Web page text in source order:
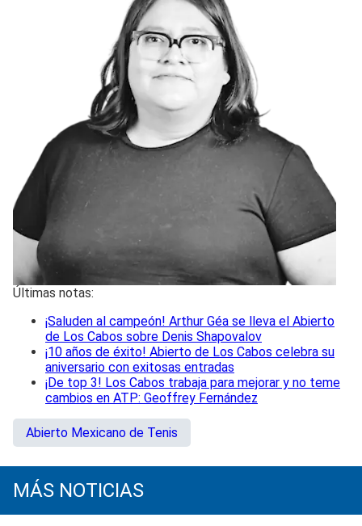
Últimas notas:
¡Saluden al campeón! Arthur Géa se lleva el Abierto
de Los Cabos sobre Denis Shapovalov
¡10 años de éxito! Abierto de Los Cabos celebra su
aniversario con exitosas entradas
¡De top 3! Los Cabos trabaja para mejorar y no teme
cambios en ATP: Geoffrey Fernández
Abierto Mexicano de Tenis
MÁS NOTICIAS